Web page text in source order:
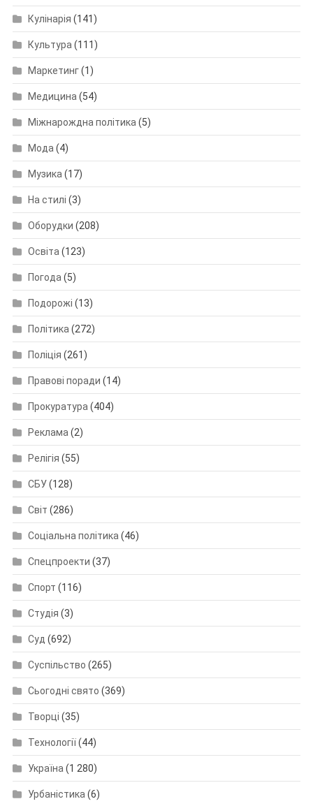
Кулінарія (141)
Культура(111)
Маркетинг(1)
Медицина(54)
Міжнарождна політика(5)
Мода(4)
Музика(17)
На стилі (3)
Оборудки (208)
Освіта(123)
Погода(5)
Подорожі (13)
Політика(272)
Поліція (261)
Правові поради (14)
Прокуратура(404)
Реклама(2)
Релігія (55)
СБУ(128)
Світ (286)
Соціальна політика(46)
Спецпроекти (37)
Спорт (116)
Студія (3)
Суд (692)
Суспільство (265)
Сьогодні свято (369)
Творці (35)
Технології(44)
Україна(1 280)
Урбаністика(6)